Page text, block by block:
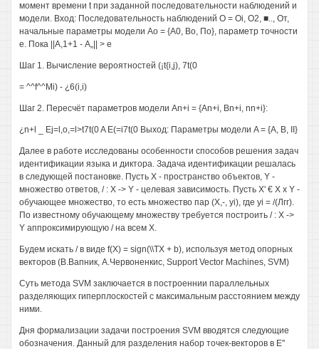
момент времени t при заданной последовательности наблюдений и
модели. Вход: Последовательность наблюдений О = Oi, О2, ■.., От,
начальные параметры модели Ао = {А0, Во, По}, параметр точности
е. Пока ||А,1+1 - А„|| > е
Шаг 1. Вычисление вероятностей (¡t{i,j), 7t(0
= ^^f^^Mi) - ¿6(i,i)
Шаг 2. Пересчёт параметров модели An+i = {An+i, Bn+i, nn+i}:
¿n+l _ Ej=l,o,=l>t7t(0 A E(=i7t(0 Выход: Параметры модели A = {А, В, II}
Далее в работе исследованы особенности способов решения задач
идентификации языка и диктора. Задача идентификации решалась
в следующей постановке. Пусть X - пространство объектов, Y -
множество ответов, / : X -> Y - целевая зависимость. Пусть X' € X х Y -
обучающее множество, то есть множество пар (X,-, yi), где yi = /(Лгг).
По известному обучающему множеству требуется построить / : X ->
Y аппроксимирующую / на всем X.
Будем искать / в виде f(X) = sign(\\TX + b), используя метод опорных
векторов (В.Вапник, А.Червоненкис, Support Vector Machines, SVM)
Суть метода SVM заключается в построеннии параллельных
разделяющих гиперплоскостей с максимальным расстоянием между
ними.
Дня формализации задачи построения SVM вводятся следующие
обозначения. Данный для разделения набор точек-векторов в Е"